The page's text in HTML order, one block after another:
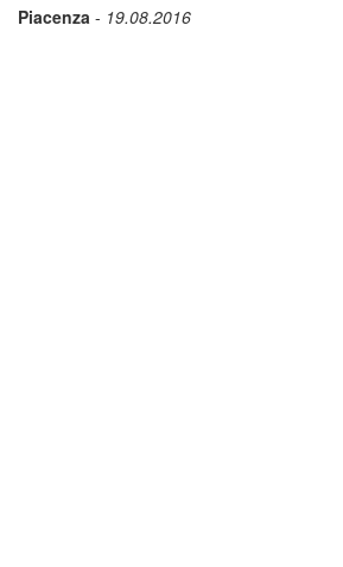
Piacenza - 19.08.2016